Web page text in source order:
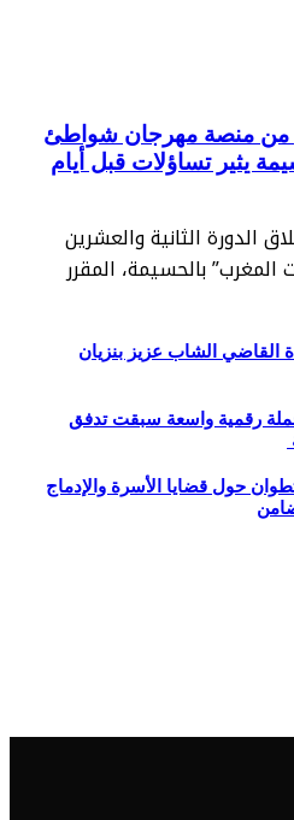
من منصة مهرجان شواطئ
يثير تساؤلات قبل أيام
الدورة الثانية والعشرين
بالحسيمة، المقرر
القاضي الشاب عزيز بنزيان
رقمية واسعة سبقت تدفق
حول قضايا الأسرة والإدماج